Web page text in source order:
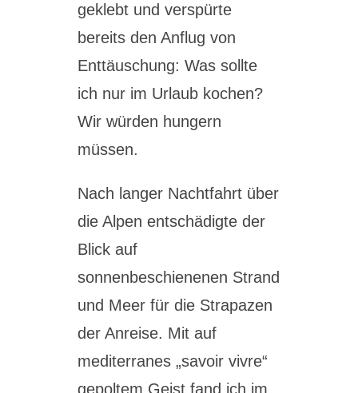
geklebt und verspürte
bereits den Anflug von
Enttäuschung: Was sollte
ich nur im Urlaub kochen?
Wir würden hungern
müssen.
Nach langer Nachtfahrt über
die Alpen entschädigte der
Blick auf
sonnenbeschienenen Strand
und Meer für die Strapazen
der Anreise. Mit auf
mediterranes „savoir vivre“
gepoltem Geist fand ich im